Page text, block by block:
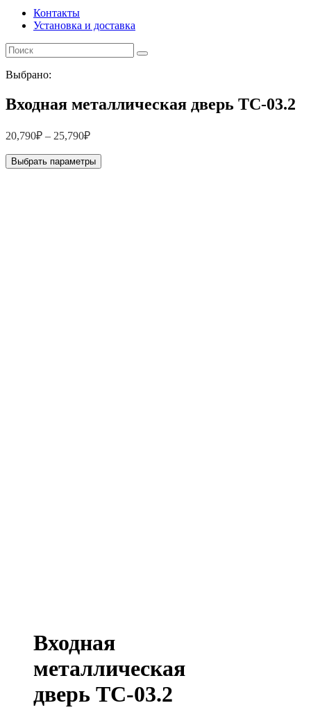
Контакты
Установка и доставка
Выбрано:
Входная металлическая дверь ТС-03.2
20,790₽ – 25,790₽
Выбрать параметры
Входная
металлическая
дверь ТС-03.2